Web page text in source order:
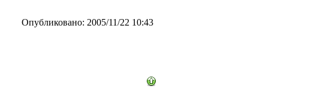
Опубликовано: 2005/11/22 10:43